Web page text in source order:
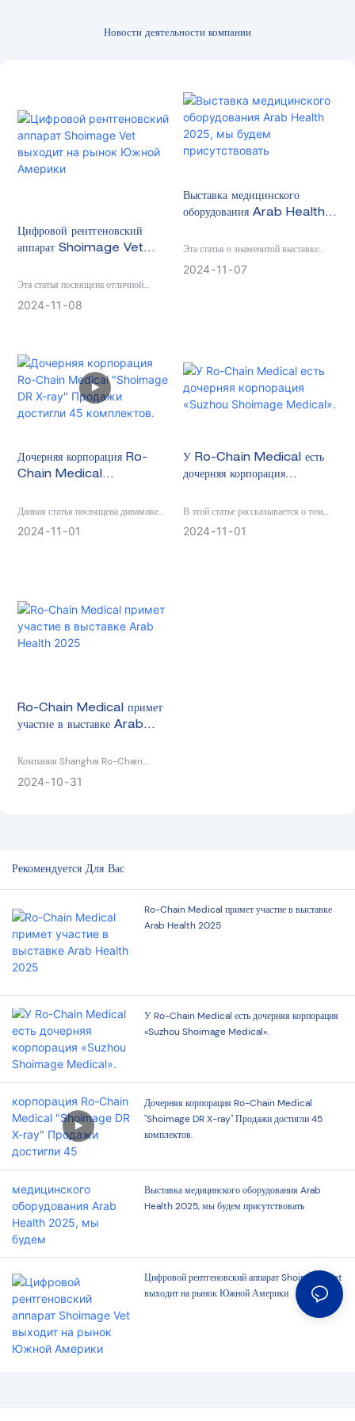
Новости деятельности компании
Цифровой рентгеновский
аппарат Shoimage Vet
Америки
Эта статья посвящена отличной
онлайн-встрече, посвященной
2024 11 08
Выставка медицинского
оборудования Arab Health
присутствовать
Эта статья о знаменитой выставке
медицинского оборудования Arab
2024 11 07
Дочерняя корпорация Ro-
Chain Medical
Продажи достигли 45
комплектов.
Данная статья посвящена динамике
продаж «Шоимаге» за короткие 3
2024 11 01
У Ro-Chain Medical есть
дочерняя корпорация
Medical».
В этой статье рассказывается о том,
как компания Shanghai Ro-Chain
2024 11 01
Ro-Chain Medical примет
участие в выставке Arab
Компания Shanghai Ro-Chain
Medical примет участие в выставке
2024 10 31
Рекомендуется Для Вас
Ro-Chain Medical примет участие в выставке
Arab Health 2025
У Ro-Chain Medical есть дочерняя корпорация
«Suzhou Shoimage Medical».
Дочерняя корпорация Ro-Chain Medical
"Shoimage DR X-ray" Продажи достигли 45
комплектов.
Выставка медицинского оборудования Arab
Health 2025, мы будем присутствовать
Цифровой рентгеновский аппарат Shoimage Vet
выходит на рынок Южной Америки